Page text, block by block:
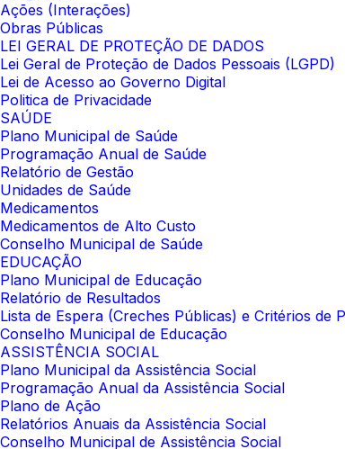
Ações (Interações)
Obras Públicas
LEI GERAL DE PROTEÇÃO DE DADOS
Lei Geral de Proteção de Dados Pessoais (LGPD)
Lei de Acesso ao Governo Digital
Politica de Privacidade
SAÚDE
Plano Municipal de Saúde
Programação Anual de Saúde
Relatório de Gestão
Unidades de Saúde
Medicamentos
Medicamentos de Alto Custo
Conselho Municipal de Saúde
EDUCAÇÃO
Plano Municipal de Educação
Relatório de Resultados
Lista de Espera (Creches Públicas) e Critérios de
Conselho Municipal de Educação
ASSISTÊNCIA SOCIAL
Plano Municipal da Assistência Social
Programação Anual da Assistência Social
Plano de Ação
Relatórios Anuais da Assistência Social
Conselho Municipal de Assistência Social